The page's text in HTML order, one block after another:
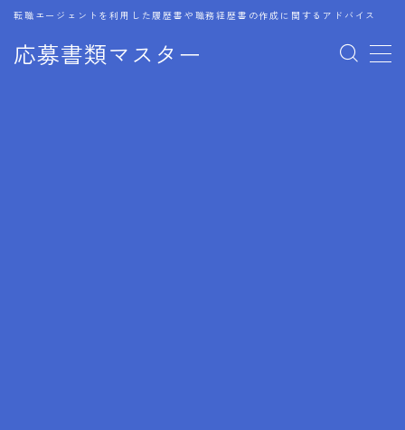
応募書類マスター
転職エージェントを利用した履歴書や職務経歴書の作成に関するアドバイス
MENU